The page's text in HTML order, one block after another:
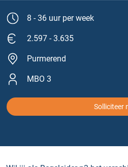
8 - 36 uur per week
2.597 - 3.635
Purmerend
MBO 3
Solliciteer